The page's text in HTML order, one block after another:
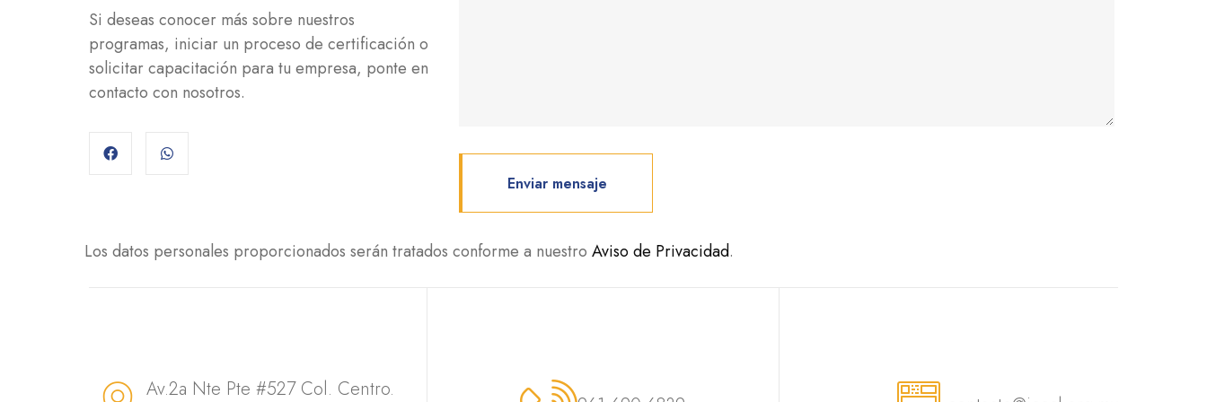
Si deseas conocer más sobre nuestros
programas, iniciar un proceso de certificación o
solicitar capacitación para tu empresa, ponte en
contacto con nosotros.
Los datos personales proporcionados serán tratados conforme a nuestro Aviso de Privacidad.
Av.2a Nte Pte #527 Col. Centro.